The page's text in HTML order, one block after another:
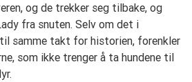
og de trekker seg tilbake, og
fra snuten. Selv om det i
samme takt for historien, forenkler
som ikke trenger å ta hundene til